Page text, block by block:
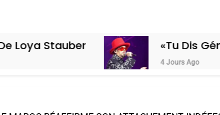
«Tu Dis Génocide, Je
4 Jours Ago